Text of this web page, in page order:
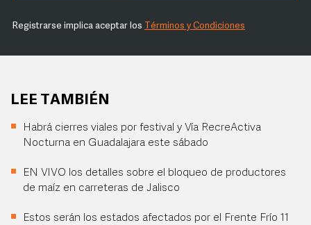
Registrarse implica aceptar los Términos y Condiciones
LEE TAMBIÉN
Habrá cierres viales por festival y Vía RecreActiva
Nocturna en Guadalajara este sábado
EN VIVO los detalles sobre el bloqueo de productores
de maíz en carreteras de Jalisco
Estos serán los estados afectados por el Frente Frío 11